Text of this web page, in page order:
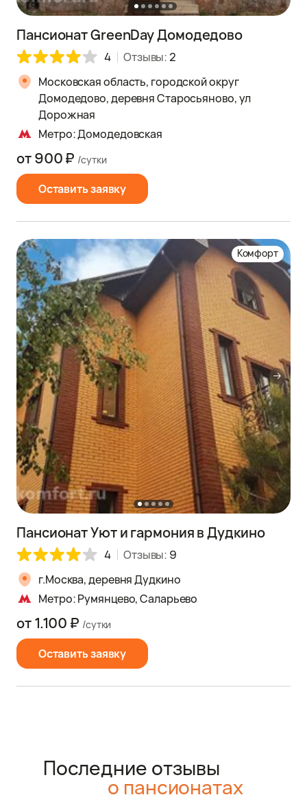
Пансионат GreenDay Домодедово
4 Отзывы: 2
Московская область, городской округ
Домодедово, деревня Старосьяново, ул
Дорожная
Метро: Домодедовская
Оставить заявку
от 900 ₽ /сутки
Комфорт
Пансионат Уют и гармония в Дудкино
4 Отзывы: 9
г.Москва, деревня Дудкино
Метро: Румянцево, Саларьево
Оставить заявку
от 1.100 ₽ /сутки
Последние отзывы
о пансионатах